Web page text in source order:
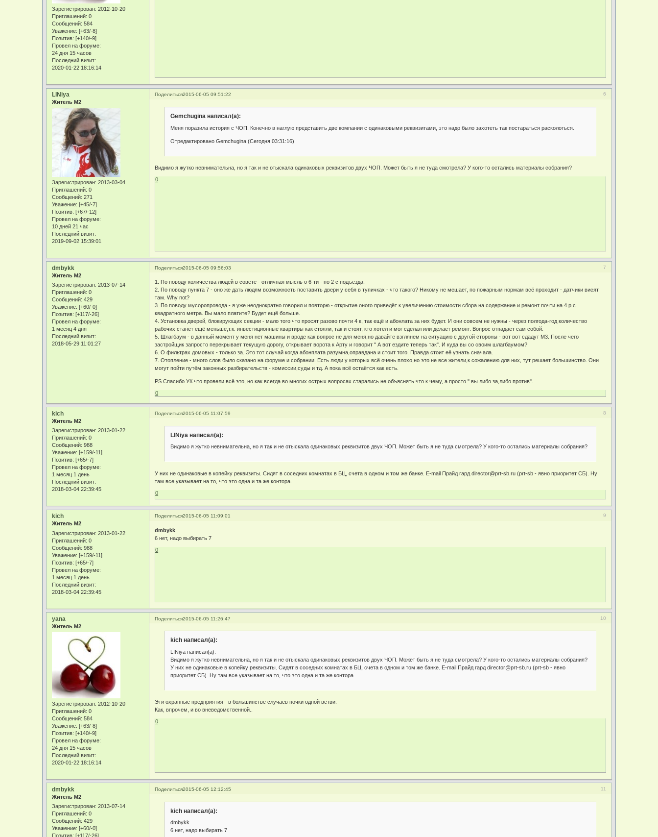
Зарегистрирован: 2012-10-20
Приглашений: 0
Сообщений: 584
Уважение: [+63/-8]
Позитив: [+140/-9]
Провел на форуме:
24 дня 15 часов
Последний визит:
2020-01-22 18:16:14
Поделиться 6
2015-06-05 09:51:22
LINiya
Житель М2
Зарегистрирован: 2013-03-04
Приглашений: 0
Сообщений: 271
Уважение: [+45/-7]
Позитив: [+67/-12]
Провел на форуме:
10 дней 21 час
Последний визит:
2019-09-02 15:39:01
Gemchugina написал(а):
Меня поразила история с ЧОП. Конечно в наглую представить две компании с одинаковыми реквизитами, это надо было захотеть так постараться расколоться.
Отредактировано Gemchugina (Сегодня 03:31:16)
Видимо я жутко невнимательна, но я так и не отыскала одинаковых реквизитов двух ЧОП. Может быть я не туда смотрела? У кого-то остались материалы собрания?
0
Поделиться 7
2015-06-05 09:56:03
dmbykk
Житель М2
Зарегистрирован: 2013-07-14
Приглашений: 0
Сообщений: 429
Уважение: [+60/-0]
Позитив: [+117/-26]
Провел на форуме:
1 месяц 4 дня
Последний визит:
2018-05-29 11:01:27
1. По поводу количества людей в совете - отличная мысль о 6-ти - по 2 с подъезда.
2. По поводу пункта 7 - оно же дать людям возможность поставить двери у себя в тупичках - что такого? Никому не мешает, по пожарным нормам всё проходит - датчики висят
там. Why not?
3. По поводу мусоропровода - я уже неоднократно говорил и повторю - открытие оного приведёт к увеличению стоимости сбора на содержание и ремонт почти на 4 р с
квадратного метра. Вы мало платите? Будет ещё больше.
4. Установка дверей, блокирующих секции - мало того что просят разово почти 4 к, так ещё и абонлата за них будет. И они совсем не нужны - через полгода-год количество
рабочих станет ещё меньше,т.к. инвестиционные квартиры как стояли, так и стоят, кто хотел и мог сделал или делает ремонт. Вопрос отпадает сам собой.
5. Шлагбаум - в данный момент у меня нет машины и вроде как вопрос не для меня,но давайте взглянем на ситуацию с другой стороны - вот вот сдадут М3. После чего
застройщик запросто перекрывает текущую дорогу, открывает ворота к Арту и говорит " А вот ездите теперь так". И куда вы со своим шлагбаумом?
6. О фильтрах домовых - только за. Это тот случай когда абонплата разумна,оправдана и стоит того. Правда стоит её узнать сначала.
7. Отопление - много слов было сказано на форуме и собрании. Есть люди у которых всё очень плохо,но это не все жители,к сожалению для них, тут решает большинство. Они
могут пойти путём законных разбирательств - комиссии,суды и тд. А пока всё остаётся как есть.
PS Спасибо УК что провели всё это, но как всегда во многих острых вопросах старались не объяснять что к чему, а просто " вы либо за,либо против".
0
Поделиться 8
2015-06-05 11:07:59
kich
Житель М2
Зарегистрирован: 2013-01-22
Приглашений: 0
Сообщений: 988
Уважение: [+159/-11]
Позитив: [+65/-7]
Провел на форуме:
1 месяц 1 день
Последний визит:
2018-03-04 22:39:45
LINiya написал(а):
Видимо я жутко невнимательна, но я так и не отыскала одинаковых реквизитов двух ЧОП. Может быть я не туда смотрела? У кого-то остались материалы собрания?
У них не одинаковые в копейку реквизиты. Сидят в соседних комнатах в БЦ, счета в одном и том же банке. E-mail Прайд гард director@prt-sb.ru (prt-sb - явно приоритет СБ). Ну
там все указывает на то, что это одна и та же контора.
0
Поделиться 9
2015-06-05 11:09:01
kich
Житель М2
Зарегистрирован: 2013-01-22
Приглашений: 0
Сообщений: 988
Уважение: [+159/-11]
Позитив: [+65/-7]
Провел на форуме:
1 месяц 1 день
Последний визит:
2018-03-04 22:39:45
dmbykk
6 нет, надо выбирать 7
0
Поделиться 10
2015-06-05 11:26:47
yana
Житель М2
Зарегистрирован: 2012-10-20
Приглашений: 0
Сообщений: 584
Уважение: [+63/-8]
Позитив: [+140/-9]
Провел на форуме:
24 дня 15 часов
Последний визит:
2020-01-22 18:16:14
kich написал(а):
LINiya написал(а):
Видимо я жутко невнимательна, но я так и не отыскала одинаковых реквизитов двух ЧОП. Может быть я не туда смотрела? У кого-то остались материалы собрания?
У них не одинаковые в копейку реквизиты. Сидят в соседних комнатах в БЦ, счета в одном и том же банке. E-mail Прайд гард director@prt-sb.ru (prt-sb - явно
приоритет СБ). Ну там все указывает на то, что это одна и та же контора.
Эти охранные предприятия - в большинстве случаев почки одной ветви.
Как, впрочем, и во вневедомственной..
0
Поделиться 11
2015-06-05 12:12:45
dmbykk
Житель М2
Зарегистрирован: 2013-07-14
Приглашений: 0
Сообщений: 429
Уважение: [+60/-0]
Позитив: [+117/-26]
kich написал(а):
dmbykk
6 нет, надо выбирать 7